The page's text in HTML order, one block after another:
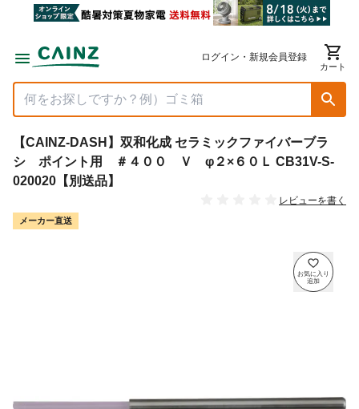
ログイン・新規会員登録
カート
【CAINZ-DASH】双和化成 セラミックファイバーブラ
シ ポイント用 ＃４００ Ｖ φ２×６０Ｌ CB31V-S-
020020【別送品】
レビューを書く
メーカー直送